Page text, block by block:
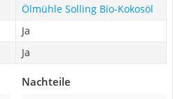
Ölmühle Solling Bio-Kokosöl
Ja
Ja
Nachteile